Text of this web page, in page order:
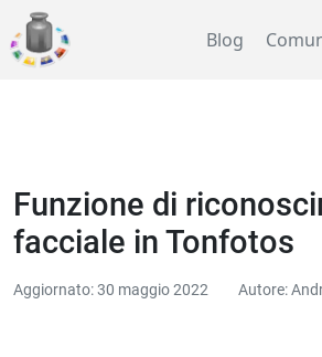
Blog
Funzione di
facciale in Tonfotos
Aggiornato: 30 maggio 2022 Autore: